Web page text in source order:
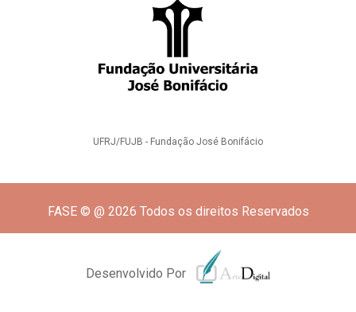
UFRJ/FUJB - Fundação José Bonifácio
FASE © @ 2026 Todos os direitos Reservados
Desenvolvido Por